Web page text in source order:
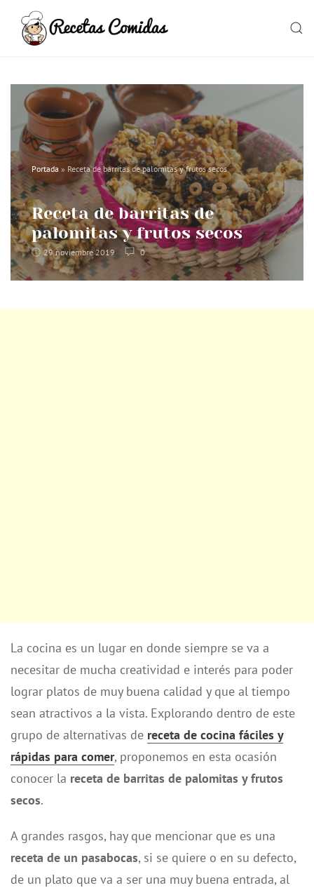
content
Portada » Receta de barritas de palomitas y frutos secos
Receta de barritas de
palomitas y frutos secos
29 noviembre 2019 0
La cocina es un lugar en donde siempre se va a
necesitar de mucha creatividad e interés para poder
lograr platos de muy buena calidad y que al tiempo
sean atractivos a la vista. Explorando dentro de este
grupo de alternativas de receta de cocina fáciles y
rápidas para comer, proponemos en esta ocasión
conocer la receta de barritas de palomitas y frutos
secos.
A grandes rasgos, hay que mencionar que es una
receta de un pasabocas, si se quiere o en su defecto,
de un plato que va a ser una muy buena entrada, al